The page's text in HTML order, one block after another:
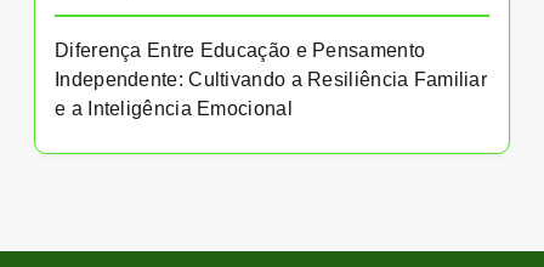
Diferença Entre Educação e Pensamento
Independente: Cultivando a Resiliência Familiar
e a Inteligência Emocional